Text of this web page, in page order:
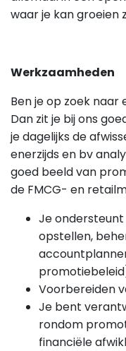
waar je kan groeien
Werkzaamheden
Ben je op zoek naar
Dan zit je bij ons
je dagelijks de
enerzijds en bv
goed beeld van
de FMCG- en
Je
opstellen,
Voorbereiden
Je bent
rondom
financiële